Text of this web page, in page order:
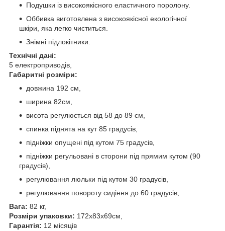
Подушки із високоякісного еластичного поролону.
Оббивка виготовлена з високоякісної екологічної
шкіри, яка легко чиститься.
Знімні підлокітники.
Технічні дані:
5 електроприводів,
Габаритні розміри:
довжина 192 см,
ширина 82см,
висота регулюється від 58 до 89 см,
спинка піднята на кут 85 градусів,
підніжки опущені під кутом 75 градусів,
підніжки регульовані в сторони під прямим кутом (90
градусів),
регулювання люльки під кутом 30 градусів,
регулювання повороту сидіння до 60 градусів,
Вага: 82 кг,
Розміри упаковки: 172x83x69см,
Гарантія: 12 місяців